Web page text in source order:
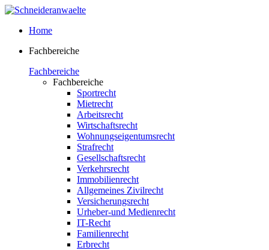
Home
Fachbereiche
Fachbereiche
Fachbereiche
Sportrecht
Mietrecht
Arbeitsrecht
Wirtschaftsrecht
Wohnungseigentumsrecht
Strafrecht
Gesellschaftsrecht
Verkehrsrecht
Immobilienrecht
Allgemeines Zivilrecht
Versicherungsrecht
Urheber-und Medienrecht
IT-Recht
Familienrecht
Erbrecht